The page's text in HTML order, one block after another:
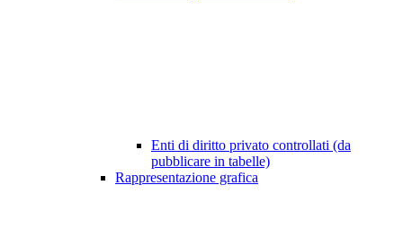
Enti di diritto privato controllati (da
pubblicare in tabelle)
Rappresentazione grafica